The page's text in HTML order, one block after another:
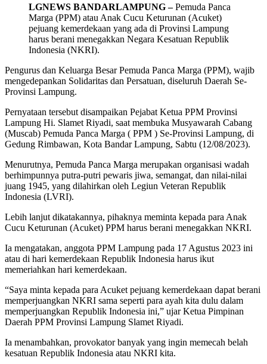
LGNEWS BANDARLAMPUNG –Pemuda Panca
Marga (PPM) atau Anak Cucu Keturunan (Acuket)
pejuang kemerdekaan yang ada di Provinsi Lampung
harus berani menegakkan Negara Kesatuan Republik
Indonesia (NKRI).
Pengurus dan Keluarga Besar Pemuda Panca Marga (PPM), wajib
mengedepankan Solidaritas dan Persatuan, diseluruh Daerah Se-
Provinsi Lampung.
Pernyataan tersebut disampaikan Pejabat Ketua PPM Provinsi
Lampung Hi. Slamet Riyadi, saat membuka Musyawarah Cabang
(Muscab) Pemuda Panca Marga ( PPM ) Se-Provinsi Lampung, di
Gedung Rimbawan, Kota Bandar Lampung, Sabtu (12/08/2023).
Menurutnya, Pemuda Panca Marga merupakan organisasi wadah
berhimpunnya putra-putri pewaris jiwa, semangat, dan nilai-nilai
juang 1945, yang dilahirkan oleh Legiun Veteran Republik
Indonesia (LVRI).
Lebih lanjut dikatakannya, pihaknya meminta kepada para Anak
Cucu Keturunan (Acuket) PPM harus berani menegakkan NKRI.
Ia mengatakan, anggota PPM Lampung pada 17 Agustus 2023 ini
atau di hari kemerdekaan Republik Indonesia harus ikut
memeriahkan hari kemerdekaan.
“Saya minta kepada para Acuket pejuang kemerdekaan dapat berani
memperjuangkan NKRI sama seperti para ayah kita dulu dalam
memperjuangkan Republik Indonesia ini,” ujar Ketua Pimpinan
Daerah PPM Provinsi Lampung Slamet Riyadi.
Ia menambahkan, provokator banyak yang ingin memecah belah
kesatuan Republik Indonesia atau NKRI kita.